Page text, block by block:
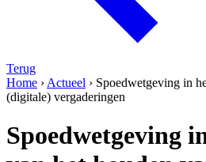
Terug
Home › Actueel › Spoedwetgeving in
(digitale) vergaderingen
Spoedwetgeving